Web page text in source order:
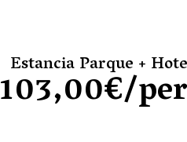
Estancia Parque +
103,00€/